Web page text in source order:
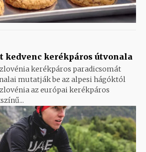
kedvenc kerékpáros útvonala
kerékpáros paradicsomát
mutatják be az alpesi hágóktól
az európai kerékpáros